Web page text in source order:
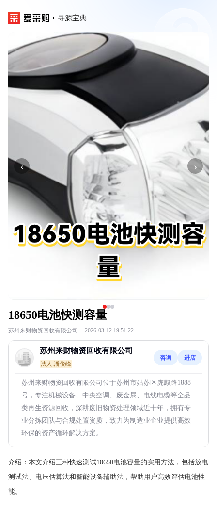
寻源宝典
‹ ›
18650电池快测容量
苏州来财物资回收有限公司 · 2026-03-12 19:51:22
苏州来财物资回收有限公司
法人:潘俊峰
咨询 进店
苏州来财物资回收有限公司位于苏州市姑苏区虎殿路1888
号，专注机械设备、中央空调、废金属、电线电缆等全品
类再生资源回收，深耕废旧物资处理领域近十年，拥有专
业分拣团队与合规处置资质，致力为制造业企业提供高效
环保的资产循环解决方案。
介绍： 本文介绍三种快速测试18650电池容量的实用方法，包括放电
测试法、电压估算法和智能设备辅助法，帮助用户高效评估电池性
能。